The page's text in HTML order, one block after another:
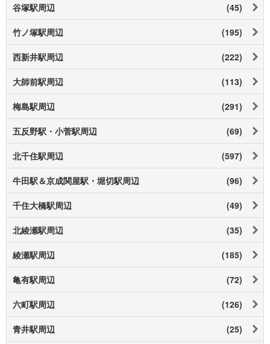
谷塚駅周辺 (45)
竹ノ塚駅周辺 (195)
西新井駅周辺 (222)
大師前駅周辺 (113)
梅島駅周辺 (291)
五反野駅・小菅駅周辺 (69)
北千住駅周辺 (597)
牛田駅＆京成関屋駅・堀切駅周辺 (96)
千住大橋駅周辺 (49)
北綾瀬駅周辺 (35)
綾瀬駅周辺 (185)
亀有駅周辺 (72)
六町駅周辺 (126)
青井駅周辺 (25)